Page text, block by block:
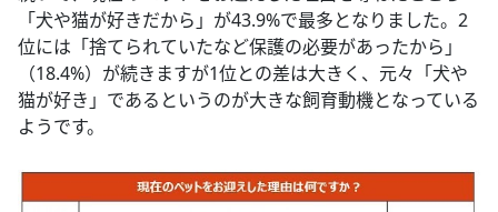
「犬や猫が好きだから」が43.9%で最多となりました。2
位には「捨てられていたなど保護の必要があったから」
（18.4%）が続きますが1位との差は大きく、元々「犬や
猫が好き」であるというのが大きな飼育動機となっている
ようです。